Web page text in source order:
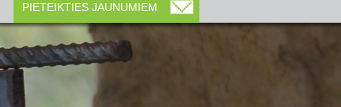
PIETEIKTIES JAUNUMIEM